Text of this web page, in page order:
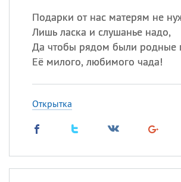
Подарки от нас матерям не
Лишь ласка и слушанье надо,
Да чтобы рядом были родные
Её милого, любимого чада!
Открытка